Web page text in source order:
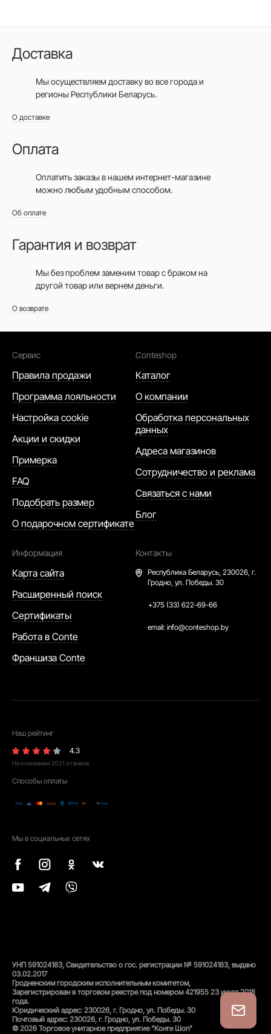
Доставка
Мы осуществляем доставку во все городаи
регионы Республики Беларусь.
О доставке
Оплата
Оплатить заказы в нашем интернет-магазине
можно любым удобным способом.
Об оплате
Гарантия и возврат
Мы без проблем заменим товар с браком на
другой товар или вернем деньги.
О возврате
Сервис
Правила продажи
Программа лояльности
Настройка cookie
Акции и скидки
Примерка
FAQ
Подобрать размер
О подарочном сертификате
Conteshop
Каталог
О компании
Обработка персональных
данных
Адреса магазинов
Сотрудничество и реклама
Связаться с нами
Блог
Информация
Карта сайта
Расширенный поиск
Сертификаты
Работа в Conte
Франшиза Conte
Контакты
Республика Беларусь, 230026, г.
Гродно, ул. Победы. 30
+375 (33) 622-69-66
email: info@conteshop.by
Наш рейтинг
4.3
На основании 2021 отзывов
Способы оплаты
Мы в социальных сетях
УНП 591024183, Свидетельство о гос. регистрации № 591024183, выдано
03.02.2017
Гродненским городским исполнительным комитетом,
Зарегистрирован в торговом реестре под номером 421955 23 июля 2018
года.
Юридический адрес: 230026, г. Гродно, ул. Победы. 30
Почтовый адрес: 230026, г. Гродно, ул. Победы. 30
© 2026 Торговое унитарное предприятие "Конте Шоп"